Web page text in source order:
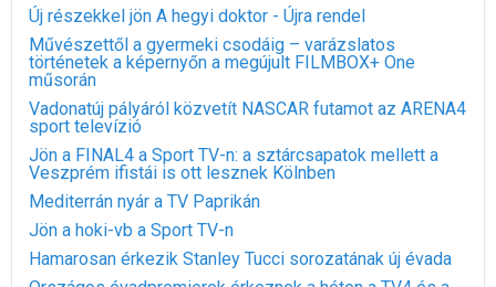
Új részekkel jön A hegyi doktor - Újra rendel
Művészettől a gyermeki csodáig – varázslatos
történetek a képernyőn a megújult FILMBOX+ One
műsorán
Vadonatúj pályáról közvetít NASCAR futamot az ARENA4
sport televízió
Jön a FINAL4 a Sport TV-n: a sztárcsapatok mellett a
Veszprém ifistái is ott lesznek Kölnben
Mediterrán nyár a TV Paprikán
Jön a hoki-vb a Sport TV-n
Hamarosan érkezik Stanley Tucci sorozatának új évada